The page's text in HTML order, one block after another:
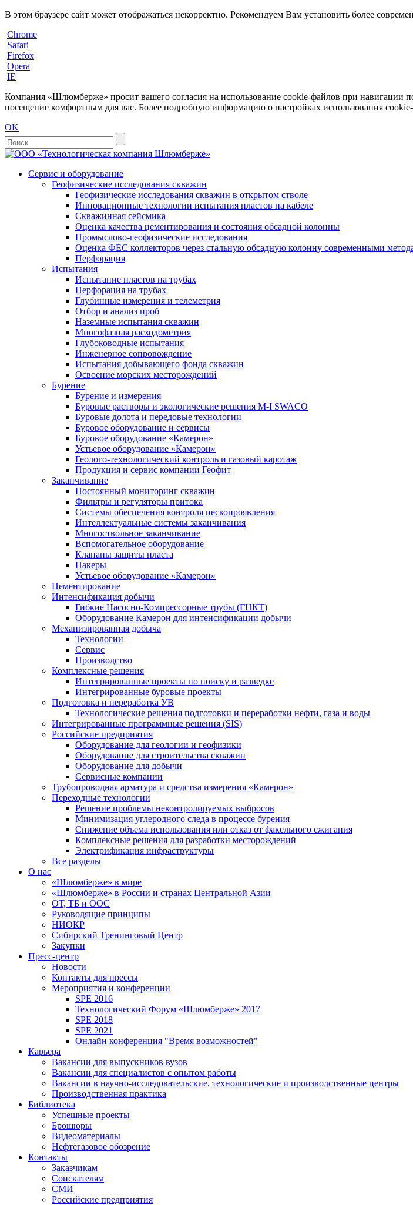
В этом браузере сайт может отображаться некорректно. Рекомендуем Вам установить более
Chrome
Safari
Firefox
Opera
IE
Компания «Шлюмберже» просит вашего согласия на использование cookie-файлов при навигации
посещение комфортным для вас. Более подробную информацию о настройках использования
OK
Сервис и оборудование
Геофизические исследования скважин
Геофизические исследования скважин в открытом стволе
Инновационные технологии испытания пластов на кабеле
Скважинная сейсмика
Оценка качества цементирования и состояния обсадной колонны
Промыслово-геофизические исследования
Оценка ФЕС коллекторов через стальную обсадную колонну современными
Перфорация
Испытания
Испытание пластов на трубах
Перфорация на трубах
Глубинные измерения и телеметрия
Отбор и анализ проб
Наземные испытания скважин
Многофазная расходометрия
Глубоководные испытания
Инженерное сопровождение
Испытания добывающего фонда скважин
Освоение морских месторождений
Бурение
Бурение и измерения
Буровые растворы и экологические решения M-I SWACO
Буровые долота и передовые технологии
Буровое оборудование и сервисы
Буровое оборудование «Камерон»
Устьевое оборудование «Камерон»
Геолого-технологический контроль и газовый каротаж
Продукция и сервис компании Геофит
Заканчивание
Постоянный мониторинг скважин
Фильтры и регуляторы притока
Cистемы обеспечения контроля пескопроявления
Интеллектуальные системы заканчивания
Многоствольное заканчивание
Вспомогательное оборудование
Клапаны защиты пласта
Пакеры
Устьевое оборудование «Камерон»
Цементирование
Интенсификация добычи
Гибкие Насосно-Компрессорные трубы (ГНКТ)
Оборудование Камерон для интенсификации добычи
Механизированная добыча
Технологии
Сервис
Производство
Комплексные решения
Интегрированные проекты по поиску и разведке
Интегрированные буровые проекты
Подготовка и переработка УВ
Технологические решения подготовки и переработки нефти, газа и воды
Интегрированные программные решения (SIS)
Российские предприятия
Оборудование для геологии и геофизики
Оборудование для строительства скважин
Оборудование для добычи
Сервисные компании
Трубопроводная арматура и средства измерения «Камерон»
Переходные технологии
Решение проблемы неконтролируемых выбросов
Минимизация углеродного следа в процессе бурения
Снижение объема использования или отказ от факельного сжигания
Комплексные решения для разработки месторождений
Электрификация инфраструктуры
Все разделы
О нас
«Шлюмберже» в мире
«Шлюмберже» в России и странах Центральной Азии
ОТ, ТБ и ООС
Руководящие принципы
НИОКР
Сибирский Тренинговый Центр
Закупки
Пресс-центр
Новости
Контакты для прессы
Мероприятия и конференции
SPE 2016
Технологический Форум «Шлюмберже» 2017
SPE 2018
SPE 2021
Онлайн конференция "Время возможностей"
Карьера
Вакансии для выпускников вузов
Вакансии для специалистов с опытом работы
Вакансии в научно-исследовательские, технологические и производственные центры
Производственная практика
Библиотека
Успешные проекты
Брошюры
Видеоматериалы
Нефтегазовое обозрение
Контакты
Заказчикам
Соискателям
СМИ
Российские предприятия